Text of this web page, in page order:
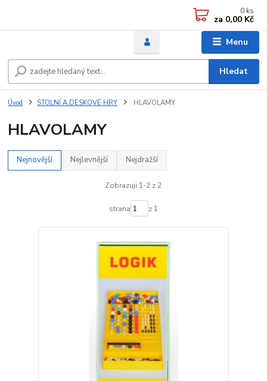
Menu
Hledat
0 ks
za 0,00 Kč
Úvod STOLNÍ A DESKOVÉ HRY HLAVOLAMY
HLAVOLAMY
Nejnovější Nejlevnější Nejdražší
Zobrazuji 1-2 z 2
strana z 1